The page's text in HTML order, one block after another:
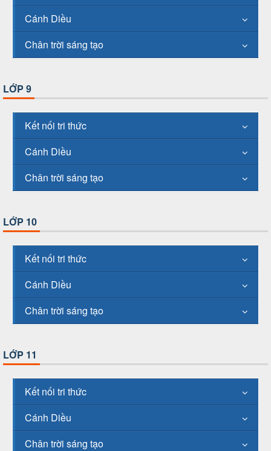
Cánh Diều
Chân trời sáng tạo
LỚP 9
Kết nối tri thức
Cánh Diều
Chân trời sáng tạo
LỚP 10
Kết nối tri thức
Cánh Diều
Chân trời sáng tạo
LỚP 11
Kết nối tri thức
Cánh Diều
Chân trời sáng tạo